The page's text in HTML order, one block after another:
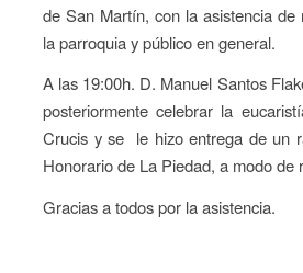
de San Martín, con la asistencia
la parroquia y público en general.
A las 19:00h. D. Manuel Santos
posteriormente celebrar la
Crucis y se le hizo entrega de un
Honorario de La Piedad, a modo de
Gracias a todos por la asistencia.